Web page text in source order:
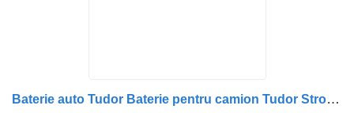
Baterie auto Tudor Baterie pentru camion Tudor Strong PRO EFB+ V4 HVR TE2353 225Ah